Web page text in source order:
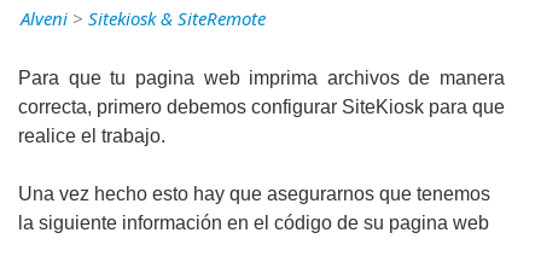
Alveni > Sitekiosk & SiteRemote
Para que tu pagina web imprima archivos de manera
correcta, primero debemos configurar SiteKiosk para que
realice el trabajo.
Una vez hecho esto hay que asegurarnos que tenemos
la siguiente información en el código de su pagina web